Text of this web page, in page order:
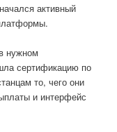
активный
нужном
сертификацию по
то, чего они
и интерфейс